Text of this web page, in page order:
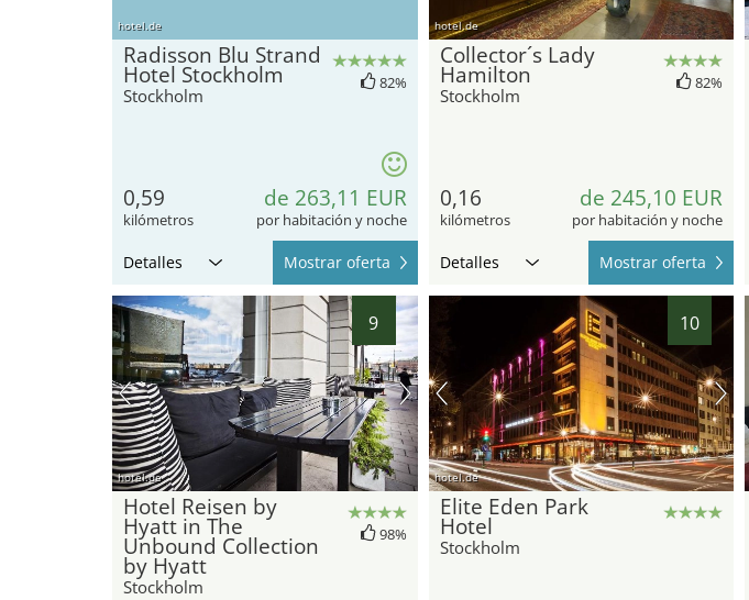
hotel.de
Radisson Blu Strand
Hotel Stockholm
Stockholm
82%
0,59
kilómetros
de 263,11 EUR
por habitación y noche
Detalles Mostrar oferta
hotel.de
Collector´s Lady
Hamilton
Stockholm
82%
0,16
kilómetros
de 245,10 EUR
por habitación y noche
Detalles Mostrar oferta
9
hotel.de
Hotel Reisen by
Hyatt in The
Unbound Collection
by Hyatt
Stockholm
98%
10
hotel.de
Elite Eden Park
Hotel
Stockholm